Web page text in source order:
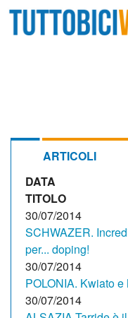
CALENDARIO
OSCAR
ALBI D'ORO
NEWSLETTER
ARTICOLI
DATA
TITOLO
30/07/2014
SCHWAZER.
per... doping!
30/07/2014
POLONIA. Kwiato
30/07/2014